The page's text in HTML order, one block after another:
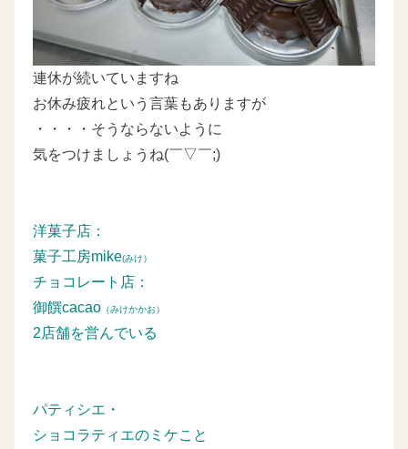
連休が続いていますね
お休み疲れという言葉もありますが
・・・・そうならないように
気をつけましょうね(￣▽￣;)
洋菓子店：
菓子工房mike(みけ）
チョコレート店：
御饌cacao （みけかかお）
2店舗を営んでいる
パティシエ・
ショコラティエのミケこと